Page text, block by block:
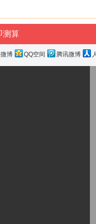
博 QQ空间 腾讯微博